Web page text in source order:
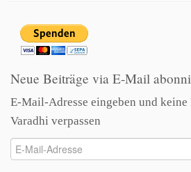
Neue Beiträge via E-Mail
E-Mail-Adresse eingeben und keine
Varadhi verpassen
E-
Mail-